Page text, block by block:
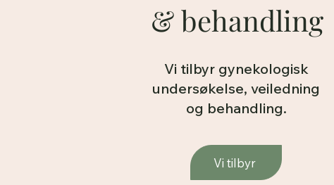
& behandling
Vi tilbyr gynekologisk
undersøkelse, veiledning
og behandling.
Vi tilbyr